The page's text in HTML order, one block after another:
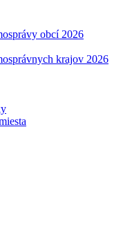
obcí 2026
krajov 2026